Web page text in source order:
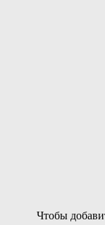
Чтобы